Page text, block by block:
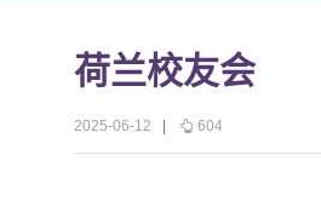
荷兰校友会
2025-06-12 604